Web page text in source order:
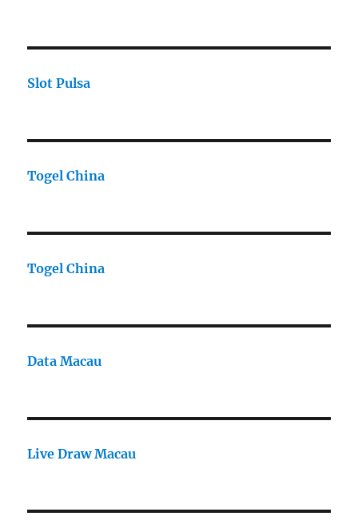
Slot Pulsa
Togel China
Togel China
Data Macau
Live Draw Macau